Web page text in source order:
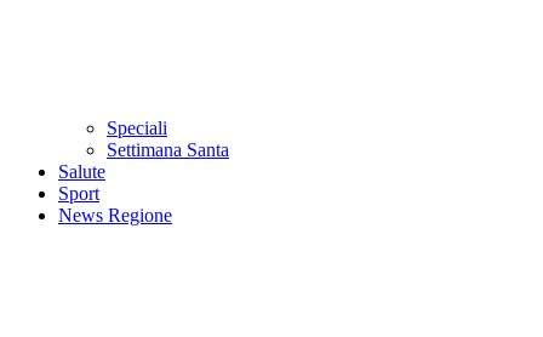
Speciali
Settimana Santa
Salute
Sport
News Regione